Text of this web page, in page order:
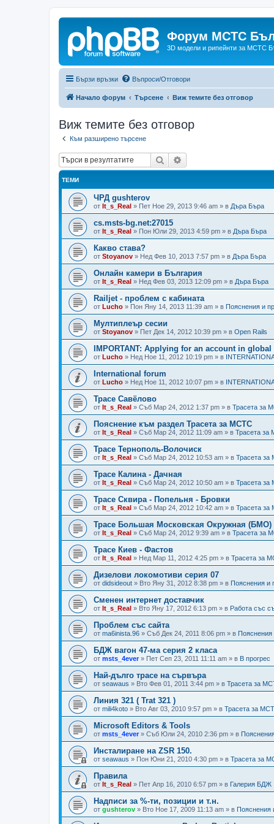
Форум МСТС
3D модели и рипейнти за МСТС
Бързи връзки Въпроси/Отговори
Начало форум Търсене Виж темите без отговор
Виж темите без отговор
Към разширено търсене
Търсене
ТЕМИ
ЧРД gushterov
от It_s_Real » Пет Ное 29, 2013 9:46 am » в Дъра Бъра
cs.msts-bg.net:27015
от It_s_Real » Пон Юли 29, 2013 4:59 pm » в Дъра Бъра
Какво става?
от Stoyanov » Нед Фев 10, 2013 7:57 pm » в Дъра Бъра
Онлайн камери в България
от It_s_Real » Нед Фев 03, 2013 12:09 pm » в Дъра Бъра
Railjet - проблем с кабината
от Lucho » Пон Яну 14, 2013 11:39 am » в Пояснения и
Мултиплеър сесии
от Stoyanov » Пет Дек 14, 2012 10:39 pm » в Open Rails
IMPORTANT: Applying for an account in global
от Lucho » Нед Ное 11, 2012 10:19 pm » в
International forum
от Lucho » Нед Ное 11, 2012 10:07 pm » в
Трасе Савёлово
от It_s_Real » Съб Мар 24, 2012 1:37 pm » в Трасета за
Пояснение към раздел Трасета за МСТС
от It_s_Real » Съб Мар 24, 2012 11:09 am » в Трасета
Трасе Тернополь-Волочиск
от It_s_Real » Съб Мар 24, 2012 10:53 am » в Трасета
Трасе Калина - Дачная
от It_s_Real » Съб Мар 24, 2012 10:50 am » в Трасета
Трасе Сквира - Попельня - Бровки
от It_s_Real » Съб Мар 24, 2012 10:42 am » в Трасета
Трасе Большая Московская Окружная (БМО)
от It_s_Real » Съб Мар 24, 2012 9:39 am » в Трасета за
Трасе Киев - Фастов
от It_s_Real » Нед Мар 11, 2012 4:25 pm » в Трасета за
Дизелови локомотиви серия 07
от didsideout » Вто Яну 31, 2012 8:38 pm » в Пояснения
Сменен интернет доставчик
от It_s_Real » Вто Яну 17, 2012 6:13 pm » в Работа със
Проблем със сайта
от ma6inista.96 » Съб Дек 24, 2011 8:06 pm » в
БДЖ вагон 47-ма серия 2 класа
от msts_4ever» Пет Сеп 23, 2011 11:11 am » в В прогрес
Най-дълго трасе на сървъра
от seawaus » Вто Фев 01, 2011 3:44 pm » в Трасета за
Линия 321 ( Trat 321 )
от mili4koto » Вто Авг 03, 2010 9:57 pm » в Трасета за
Microsoft Editors & Tools
от msts_4ever » Съб Юли 24, 2010 2:36 pm » в
Инсталиране на ZSR 150.
от seawaus » Пон Юни 21, 2010 4:30 pm » в Трасета за
Правила
от It_s_Real » Пет Апр 16, 2010 6:57 pm » в Галерия БДЖ
Надписи за %-ти, позиции и т.н.
от gushterov » Вто Ное 17, 2009 11:13 am » в